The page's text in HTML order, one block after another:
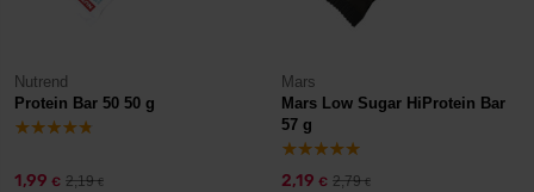
Nutrend
Protein Bar 50 50 g
1,99 € 2,19€
Mars
Mars Low Sugar HiProtein Bar
57 g
2,19 € 2,79€